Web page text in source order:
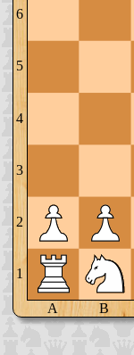
6
5
4
3
2
1
A B